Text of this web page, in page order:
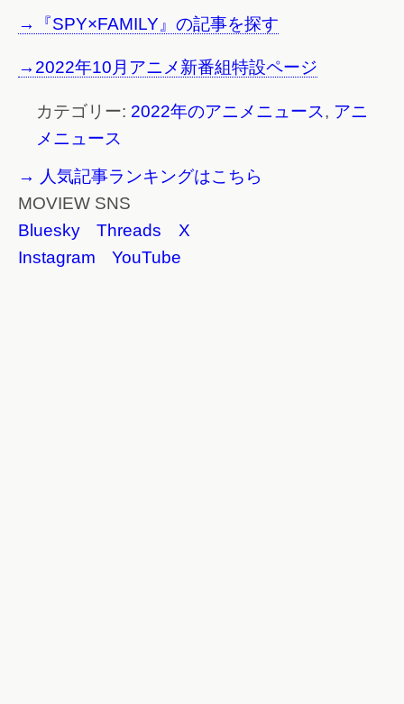
→『SPY×FAMILY』の記事を探す
→2022年10月アニメ新番組特設ページ
カテゴリー: 2022年のアニメニュース, アニ
メニュース
→ 人気記事ランキングはこちら
MOVIEW SNS
Bluesky
Threads
X
Instagram
YouTube